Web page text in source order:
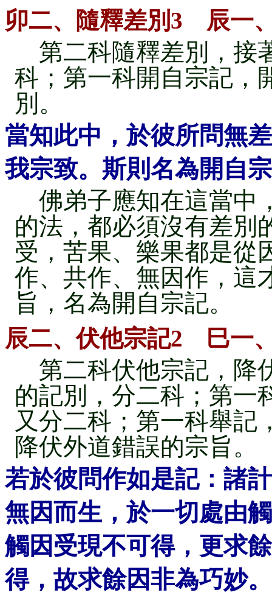
卯二、隨釋差別3 辰一
第二科隨釋差別，接
科；第一科開自宗記，
別。
當知此中，於彼所問無
我宗致。斯則名為開自
佛弟子應知在這當中
的法，都必須沒有差別
受，苦果、樂果都是從
作、共作、無因作，這
旨，名為開自宗記。
辰二、伏他宗記2 巳一
第二科伏他宗記，降
的記別，分二科；第一
又分二科；第一科舉記
降伏外道錯誤的宗旨。
若於彼問作如是記：諸
無因而生，於一切處由
觸因受現不可得，更求
得，故求餘因非為巧妙。